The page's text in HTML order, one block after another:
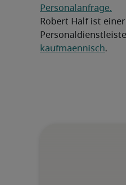
Personalanfrage.
Robert Half ist
kaufmaennisch.